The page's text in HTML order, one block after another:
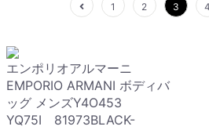
1 2 3 4
エンポリオアルマーニ
EMPORIO ARMANI ボディバ
ッグ メンズY4O453
YQ75I 81973BLACK-